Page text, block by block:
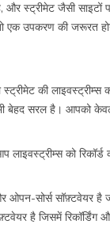
और स्ट्रीमेट जैसी
एक उपकरण की जरूरत
की लाइवस्ट्रीम्स
सरल है। आपको केवल
को
सोर्स सॉफ़्टवेयर है जो
है जिसमें रिकॉर्डिंग